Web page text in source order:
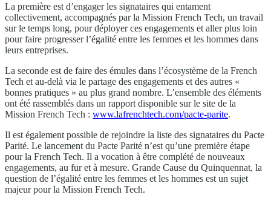
La première est d’engager les signataires qui entament
collectivement, accompagnés par la Mission French Tech, un travail
sur le temps long, pour déployer ces engagements et aller plus loin
pour faire progresser l’égalité entre les femmes et les hommes dans
leurs entreprises.
La seconde est de faire des émules dans l’écosystème de la French
Tech et au-delà via le partage des engagements et des autres «
bonnes pratiques » au plus grand nombre. L’ensemble des éléments
ont été rassemblés dans un rapport disponible sur le site de la
Mission French Tech : www.lafrenchtech.com/pacte-parite.
Il est également possible de rejoindre la liste des signataires du Pacte
Parité. Le lancement du Pacte Parité n’est qu’une première étape
pour la French Tech. Il a vocation à être complété de nouveaux
engagements, au fur et à mesure. Grande Cause du Quinquennat, la
question de l’égalité entre les femmes et les hommes est un sujet
majeur pour la Mission French Tech.